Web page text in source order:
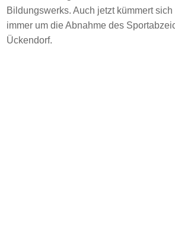
Bildungswerks. Auch jetzt kümmert
immer um die Abnahme des
Ückendorf.